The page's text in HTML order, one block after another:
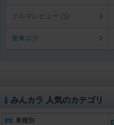
クルマレビュー (1)
愛車ログ
みんカラ 人気のカテゴリ
車種別